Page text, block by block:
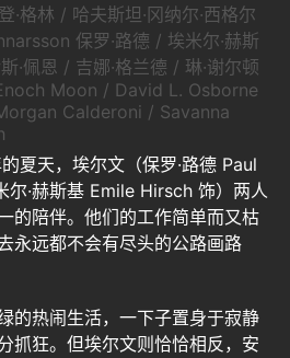
·格林 / 哈夫斯坦·冈纳尔·西格尔
保罗·路德 / 埃米尔·赫斯
·佩恩 / 吉娜·格兰德 / 琳·谢尔顿
Moon / David L. Osborne
Calderoni / Savanna
天，埃尔文（保罗·路德 Paul
尔·赫斯基 Emile Hirsch 饰）两人
的陪伴。他们的工作简单而又枯
永远都不会有尽头的公路画路
热闹生活，一下子置身于寂静
抓狂。但埃尔文则恰恰相反，安